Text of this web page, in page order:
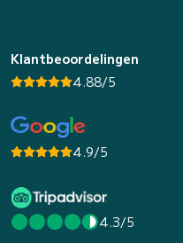
Klantbeoordelingen
4.88/5
4.9/5
4.3/5